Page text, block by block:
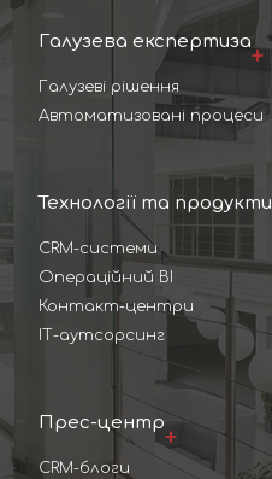
Галузева експертиза
Галузеві рішення
Автоматизовані процеси
Технології та продукти
CRM-системи
Операційний BI
Контакт-центри
ІТ-аутсорсинг
Прес-центр
CRM-блоги